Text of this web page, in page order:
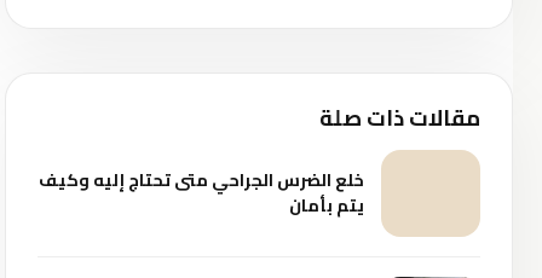
مقالات ذات صلة
خلع الضرس الجراحي متى تحتاج إليه وكيف
يتم بأمان